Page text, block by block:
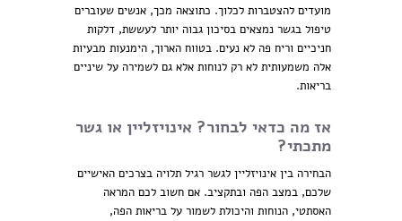
מועדים להצטברות לכלוך. כתוצאה מכך, אנשים שעוברים
טיפול בגשר נמצאים בסיכון גבוה יותר לעששת, דלקות
חניכיים וריח פה לא נעים. בטווח הארוך, הימנעות מבעיות
אלה משמעותית לא רק לנוחות אלא גם לשמירה על שיניים
בריאות.
אז מה כדאי לבחור? אינויזליין או גשר
מתכתי?
הבחירה בין אינויזליין לגשר רגיל תלויה בצרכים האישיים
שלכם, במצב הפה ובתקציב. אם חשוב לכם המראה
האסתטי, הנוחות והיכולת לשמור על בריאות הפה,